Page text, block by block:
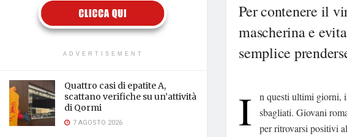
ADVERTISEMENT
Quattro casi di epatite A,
scattano verifiche su un’attività
di Qormi
7 AGOSTO 2026
Per contenere il
mascherina e
semplice
I
n questi ultimi giorni,
sbagliati. Giovani
per ritrovarsi positivi